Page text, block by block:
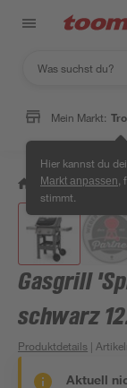
Mein Markt:
Hier kannst du
Markt anpassen
stimmt.
/ Garten &
Gasgrill
schwarz
Produktdetails |
Aktuell